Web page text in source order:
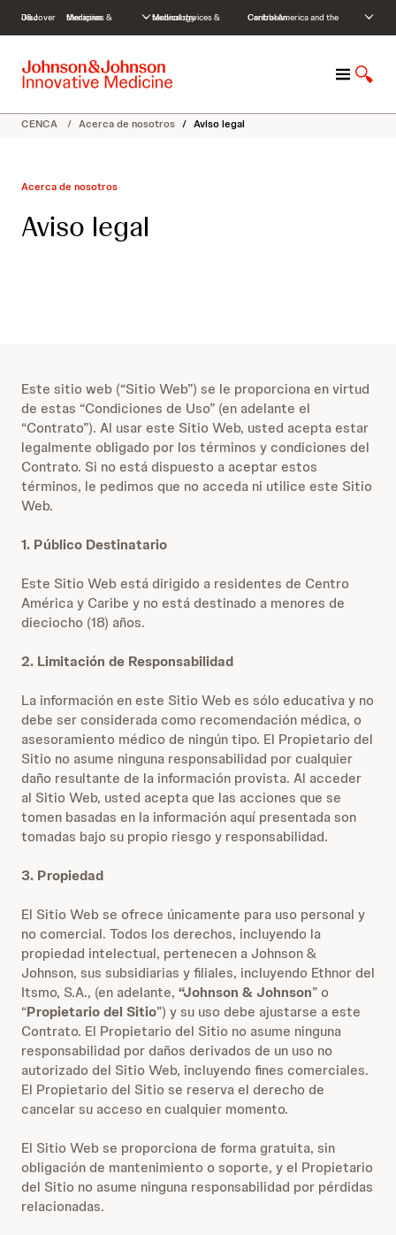
c
Discover J&J Medicines & therapies Medical devices & technology Central America and the Caribbean
M
n
M
s
CENCA / Acerca de nosotros / Aviso legal
Acerca de nosotros
Aviso legal
Este sitio web (“Sitio Web”) se le proporciona en virtud
de estas “Condiciones de Uso” (en adelante el
“Contrato”). Al usar este Sitio Web, usted acepta estar
legalmente obligado por los términos y condiciones del
Contrato. Si no está dispuesto a aceptar estos
términos, le pedimos que no acceda ni utilice este Sitio
Web.
1. Público Destinatario
Este Sitio Web está dirigido a residentes de Centro
América y Caribe y no está destinado a menores de
dieciocho (18) años.
2. Limitación de Responsabilidad
La información en este Sitio Web es sólo educativa y no
debe ser considerada como recomendación médica, o
asesoramiento médico de ningún tipo. El Propietario del
Sitio no asume ninguna responsabilidad por cualquier
daño resultante de la información provista. Al acceder
al Sitio Web, usted acepta que las acciones que se
tomen basadas en la información aquí presentada son
tomadas bajo su propio riesgo y responsabilidad.
3. Propiedad
El Sitio Web se ofrece únicamente para uso personal y
no comercial. Todos los derechos, incluyendo la
propiedad intelectual, pertenecen a Johnson &
Johnson, sus subsidiarias y filiales, incluyendo Ethnor del
Itsmo, S.A., (en adelante, “Johnson & Johnson” o
“Propietario del Sitio”) y su uso debe ajustarse a este
Contrato. El Propietario del Sitio no asume ninguna
responsabilidad por daños derivados de un uso no
autorizado del Sitio Web, incluyendo fines comerciales.
El Propietario del Sitio se reserva el derecho de
cancelar su acceso en cualquier momento.
El Sitio Web se proporciona de forma gratuita, sin
obligación de mantenimiento o soporte, y el Propietario
del Sitio no asume ninguna responsabilidad por pérdidas
relacionadas.